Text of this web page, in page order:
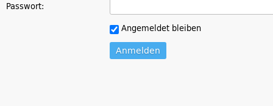
Passwort:
Angemeldet bleiben